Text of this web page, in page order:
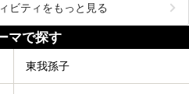
ビティをもっと見る
マで探す
東我孫子